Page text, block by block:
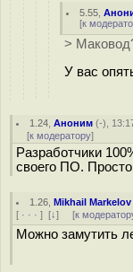
5.55 ,
[к
>
У вас
1.24 ,Аноним (-),
[к модератору]
Разработчики
своего ПО. Просто
1.26 ,Mikhail Markelov
[ · · · ] [↓] [к
Можно замутить